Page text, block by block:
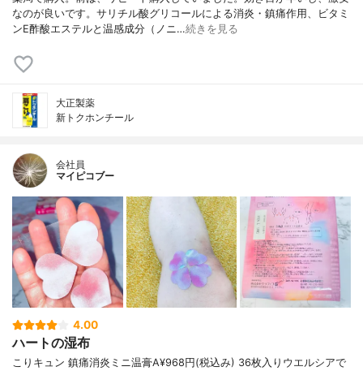
なのが良いです。サリチル酸グリコールによる消炎・鎮痛作用、ビタミ
ンE酢酸エステルと温感成分（ノニ…続きを見る
大正製薬
新トクホンチール
会社員
マイピコブー
4.00
ハートの湿布
こりキュン 鎮痛消炎ミニ温膏A¥968円(税込み) 36枚入りウエルシアで